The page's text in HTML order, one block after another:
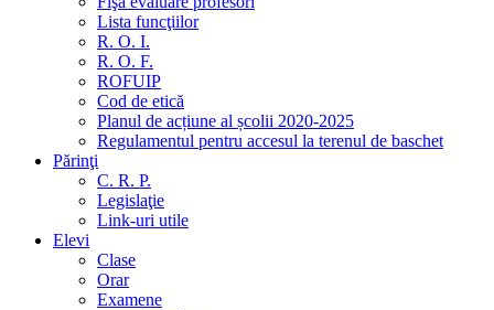
Lista funcţiilor
R. O. I.
R. O. F.
ROFUIP
Cod de etică
Planul de acțiune al școlii 2020-2025
Regulamentul pentru accesul la terenul de baschet
Părinţi
C. R. P.
Legislaţie
Link-uri utile
Elevi
Clase
Orar
Examene